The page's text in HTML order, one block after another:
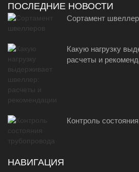
ПОСЛЕДНИЕ НОВОСТИ
Сортамент
Какую нагрузку
расчеты и
Контроль
НАВИГАЦИЯ